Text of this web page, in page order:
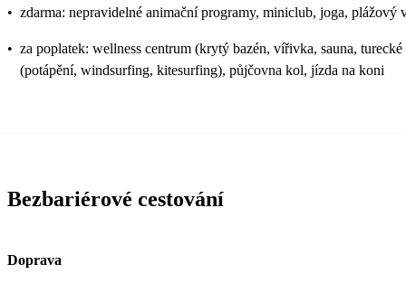
• zdarma: nepravidelné animační programy, miniclub, joga,
• za poplatek: wellness centrum (krytý bazén, vířivka, sauna,
(potápění, windsurfing, kitesurfing), půjčovna kol, jízda na koni
Bezbariérové cestování
Doprava